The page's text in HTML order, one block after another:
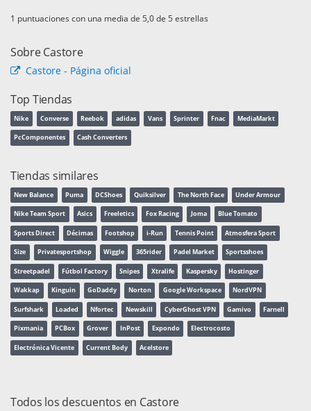
puntuaciones con una media de de 5 estrellas
Sobre Castore
Castore - Página oficial
Top Tiendas
Nike Converse Reebok adidas Vans Sprinter Fnac MediaMarkt
PcComponentes Cash Converters
Tiendas similares
New Balance Puma DCShoes Quiksilver The North Face Under Armour
Nike Team Sport Asics Freeletics Fox Racing Joma Blue Tomato
Sports Direct Décimas Footshop i-Run Tennis Point Atmosfera Sport
Size Privatesportshop Wiggle 365rider Padel Market Sportsshoes
Streetpadel Fútbol Factory Snipes Xtralife Kaspersky Hostinger
Wakkap Kinguin GoDaddy Norton Google Workspace NordVPN
Surfshark Loaded Nfortec Newskill CyberGhost VPN Gamivo Farnell
Pixmania PCBox Grover InPost Expondo Electrocosto
Electrónica Vicente Current Body Acelstore
Todos los descuentos en Castore